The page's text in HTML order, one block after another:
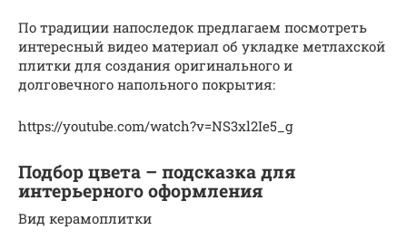
По традиции напоследок предлагаем посмотреть
интересный видео материал об укладке метлахской
плитки для создания оригинального и
долговечного напольного покрытия:
https://youtube.com/watch?v=NS3xl2Ie5_g
Подбор цвета – подсказка для
интерьерного оформления
Вид керамоплитки